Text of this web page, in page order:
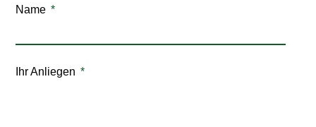
Name
Ihr Anliegen